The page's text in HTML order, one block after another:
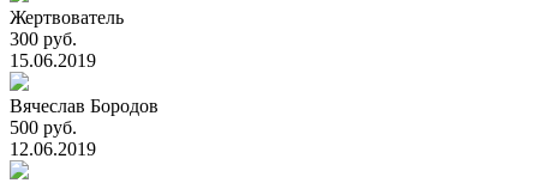
Жертвователь
300 руб.
15.06.2019
Вячеслав Бородов
500 руб.
12.06.2019